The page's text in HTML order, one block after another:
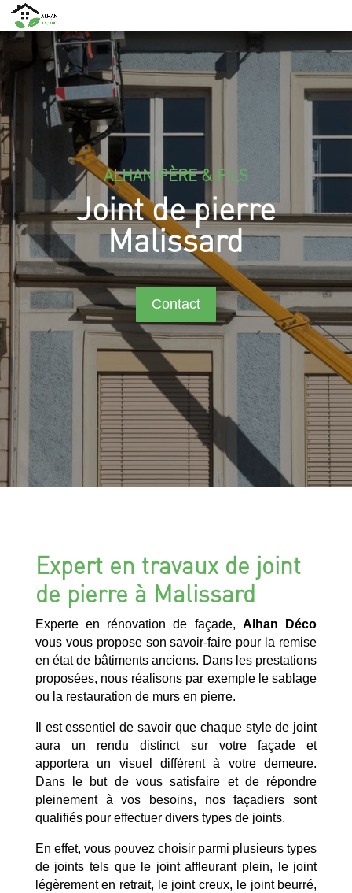
ALHAN PÈRE & FILS
Joint de pierre
Malissard
Contact
Expert en travaux de joint
de pierre à Malissard
Experte en rénovation de façade, Alhan Déco
vous vous propose son savoir-faire pour la remise
en état de bâtiments anciens. Dans les prestations
proposées, nous réalisons par exemple le sablage
ou la restauration de murs en pierre.
Il est essentiel de savoir que chaque style de joint
aura un rendu distinct sur votre façade et
apportera un visuel différent à votre demeure.
Dans le but de vous satisfaire et de répondre
pleinement à vos besoins, nos façadiers sont
qualifiés pour effectuer divers types de joints.
En effet, vous pouvez choisir parmi plusieurs types
de joints tels que le joint affleurant plein, le joint
légèrement en retrait, le joint creux, le joint beurré,